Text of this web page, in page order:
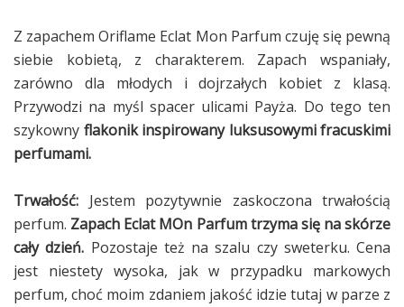
Z zapachem Oriflame Eclat Mon Parfum czuję się pewną
siebie kobietą, z charakterem. Zapach wspaniały,
zarówno dla młodych i dojrzałych kobiet z klasą.
Przywodzi na myśl spacer ulicami Payża. Do tego ten
szykowny flakonik inspirowany luksusowymi fracuskimi
perfumami.
Trwałość: Jestem pozytywnie zaskoczona trwałością
perfum. Zapach Eclat MOn Parfum trzyma się na skórze
cały dzień. Pozostaje też na szalu czy sweterku. Cena
jest niestety wysoka, jak w przypadku markowych
perfum, choć moim zdaniem jakość idzie tutaj w parze z